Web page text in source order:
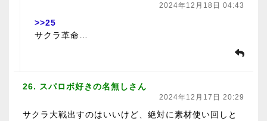
2024年12月18日 04:43
>>25
サクラ革命…
26. スパロボ好きの名無しさん
2024年12月17日 20:29
サクラ大戦出すのはいいけど、絶対に素材使い回しと